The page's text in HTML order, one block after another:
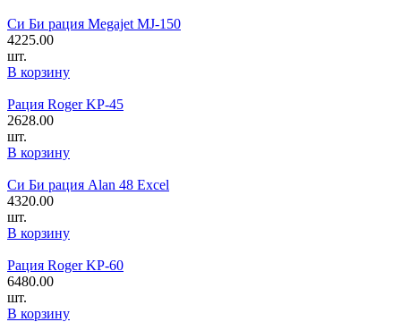
Си Би рация Megajet MJ-150
4225.00
шт.
В корзину
Рация Roger KP-45
2628.00
шт.
В корзину
Си Би рация Alan 48 Excel
4320.00
шт.
В корзину
Рация Roger KP-60
6480.00
шт.
В корзину